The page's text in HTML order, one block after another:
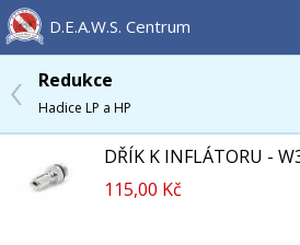
D.E.A.W.S. Centrum
Redukce
Hadice LP a HP
DŘÍK K INFLÁTORU -
115,00 Kč